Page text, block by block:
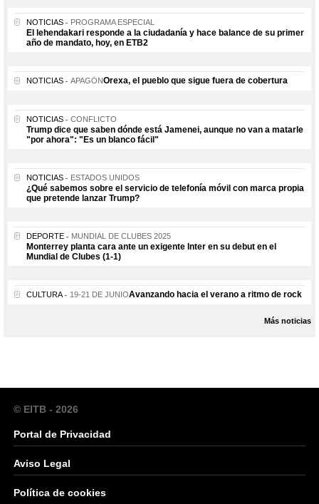
NOTICIAS PROGRAMA ESPECIAL
El lehendakari responde a la ciudadanía y hace balance de su primer
año de mandato, hoy, en ETB2
NOTICIAS APAGÓNOrexa, el pueblo que sigue fuera de cobertura
NOTICIAS CONFLICTO
Trump dice que saben dónde está Jamenei, aunque no van a matarle
"por ahora": "Es un blanco fácil"
NOTICIAS ESTADOS UNIDOS
¿Qué sabemos sobre el servicio de telefonía móvil con marca propia
que pretende lanzar Trump?
DEPORTE MUNDIAL DE CLUBES 2025
Monterrey planta cara ante un exigente Inter en su debut en el
Mundial de Clubes (1-1)
CULTURA 19-21 DE JUNIOAvanzando hacia el verano a ritmo de rock
Más noticias
© EITB - 2026
Portal de Privacidad
Aviso Legal
Política de cookies